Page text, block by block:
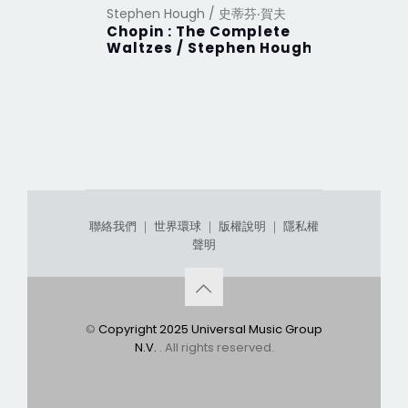
Stephen Hough / 史蒂芬‧賀夫
Chopin : The Complete
Waltzes / Stephen Hough
聯絡我們 ｜ 世界環球 ｜ 版權說明 ｜ 隱私權
聲明
© Copyright 2025 Universal Music Group
N.V. . All rights reserved.